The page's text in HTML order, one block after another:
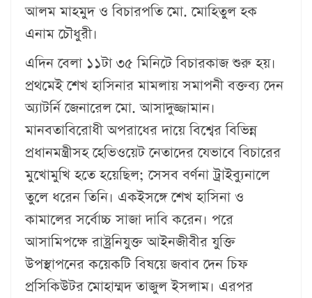
আলম মাহমুদ ও বিচারপতি মো. মোহিতুল হক
এনাম চৌধুরী।
এদিন বেলা ১১টা ৩৫ মিনিটে বিচারকাজ শুরু হয়।
প্রথমেই শেখ হাসিনার মামলায় সমাপনী বক্তব্য দেন
অ্যাটর্নি জেনারেল মো. আসাদুজ্জামান।
মানবতাবিরোধী অপরাধের দায়ে বিশ্বের বিভিন্ন
প্রধানমন্ত্রীসহ হেভিওয়েট নেতাদের যেভাবে বিচারের
মুখোমুখি হতে হয়েছিল; সেসব বর্ণনা ট্রাইব্যুনালে
তুলে ধরেন তিনি। একইসঙ্গে শেখ হাসিনা ও
কামালের সর্বোচ্চ সাজা দাবি করেন। পরে
আসামিপক্ষে রাষ্ট্রনিযুক্ত আইনজীবীর যুক্তি
উপস্থাপনের কয়েকটি বিষয়ে জবাব দেন চিফ
প্রসিকিউটর মোহাম্মদ তাজুল ইসলাম। এরপর